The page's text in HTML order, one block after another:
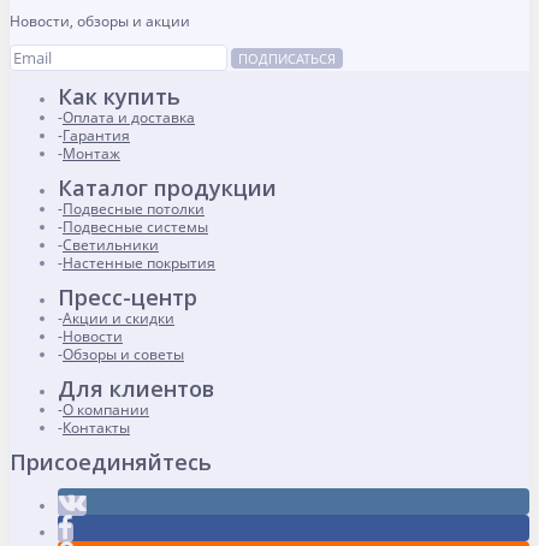
Новости, обзоры и акции
ПОДПИСАТЬСЯ
Как купить
Оплата и доставка
Гарантия
Монтаж
Каталог продукции
Подвесные потолки
Подвесные системы
Светильники
Настенные покрытия
Пресс-центр
Акции и скидки
Новости
Обзоры и советы
Для клиентов
О компании
Контакты
Присоединяйтесь